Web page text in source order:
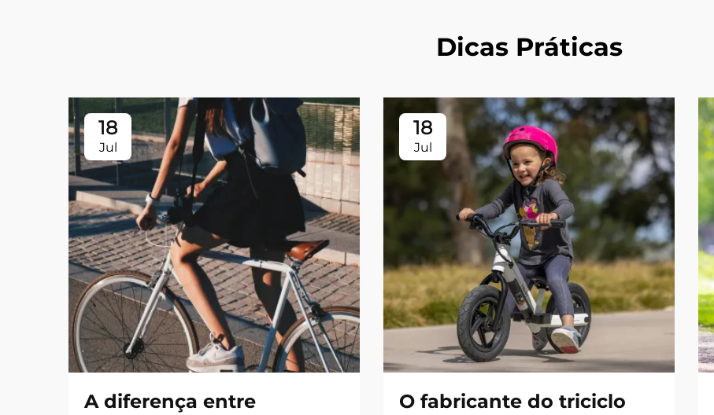
Dicas Práticas
18
Jul
A diferença entre
18
Jul
O fabricante do triciclo